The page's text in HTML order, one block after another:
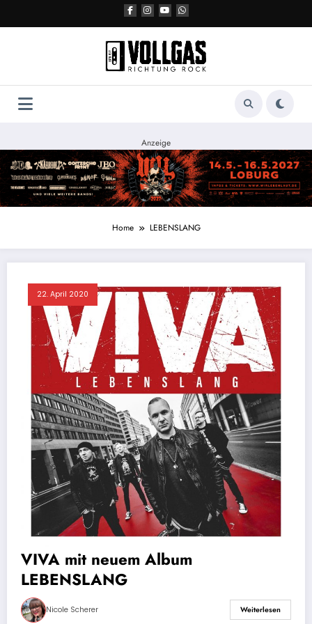
Anzeige
Home LEBENSLANG
22. April 2020
VIVA mit neuem Album
LEBENSLANG
Nicole Scherer Weiterlesen